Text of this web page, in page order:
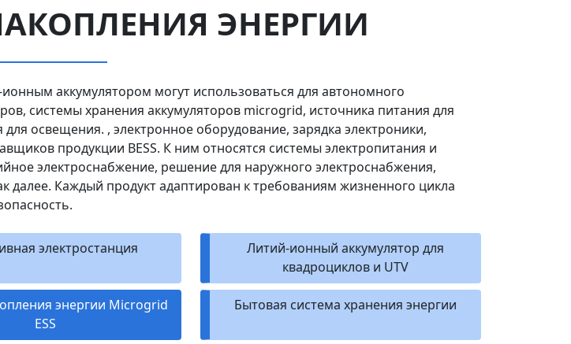
ЭНЕРГИИ
аккумулятором могут использоваться для автономного
системы хранения аккумуляторов microgrid, источника питания для
освещения. , электронное оборудование, зарядка электроники,
продукции BESS. К ним относятся системы электропитания и
электроснабжение, решение для наружного электроснабжения,
далее. Каждый продукт адаптирован к требованиям жизненного цикла
электростанция
Литий-ионный аккумулятор для
квадроциклов и UTV
энергии Microgrid
ESS
Бытовая система хранения энергии